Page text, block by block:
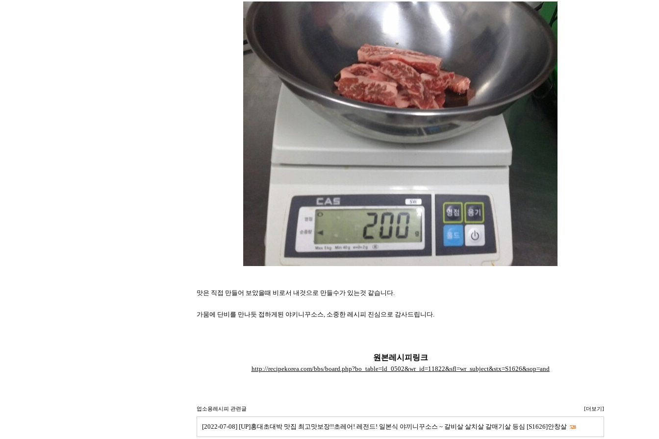
맛은 직접 만들어 보았을때 비로서 내것으로 만들수가 있는것 같습니다.
가뭄에 단비를 만나듯 접하게된 야키니꾸소스, 소중한 레시피 진심으로 감사드립니다.
원본레시피링크
http://recipekorea.com/bbs/board.php?bo_table=ld_0502&wr_id=11822&sfl=wr_subject&stx=S1626&sop=and
업소용레시피 관련글 [더보기]
[2022-07-08] [UP]홍대초대박 맛집 최고맛보장!!초레어! 레전드! 일본식 야끼니꾸소스 ~ 갈비살 살치살 갈매기살 등심 [S1626]안창살 528